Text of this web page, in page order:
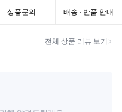
상품문의 배송 · 반품 안내